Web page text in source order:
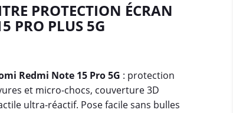
PROTECTION ÉCRAN
PRO PLUS 5G
Redmi Note 15 Pro 5G : protection
et micro-chocs, couverture 3D
ultra-réactif. Pose facile sans bulles